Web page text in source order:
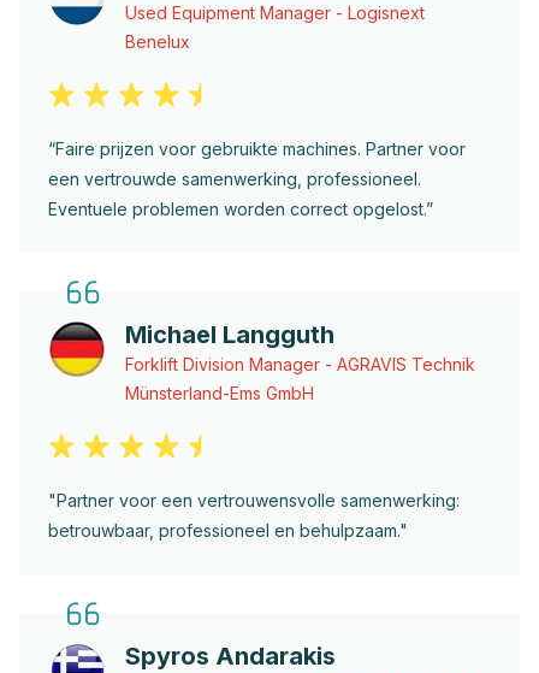
Used Equipment Manager - Logisnext
Benelux
“Faire prijzen voor gebruikte machines. Partner voor
een vertrouwde samenwerking, professioneel.
Eventuele problemen worden correct opgelost.”
Michael Langguth
Forklift Division Manager - AGRAVIS Technik
Münsterland-Ems GmbH
"Partner voor een vertrouwensvolle samenwerking:
betrouwbaar, professioneel en behulpzaam."
Spyros Andarakis